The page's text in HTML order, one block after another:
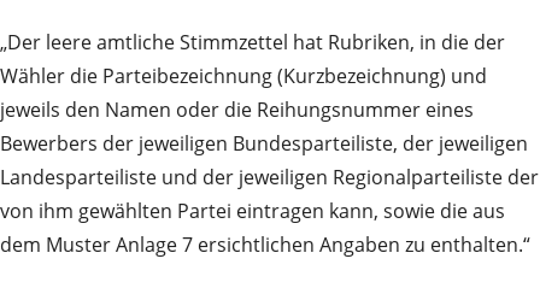
„Der leere amtliche Stimmzettel hat Rubriken, in die der
Wähler die Parteibezeichnung (Kurzbezeichnung) und
jeweils den Namen oder die Reihungsnummer eines
Bewerbers der jeweiligen Bundesparteiliste, der jeweiligen
Landesparteiliste und der jeweiligen Regionalparteiliste der
von ihm gewählten Partei eintragen kann, sowie die aus
dem Muster Anlage 7 ersichtlichen Angaben zu enthalten.“